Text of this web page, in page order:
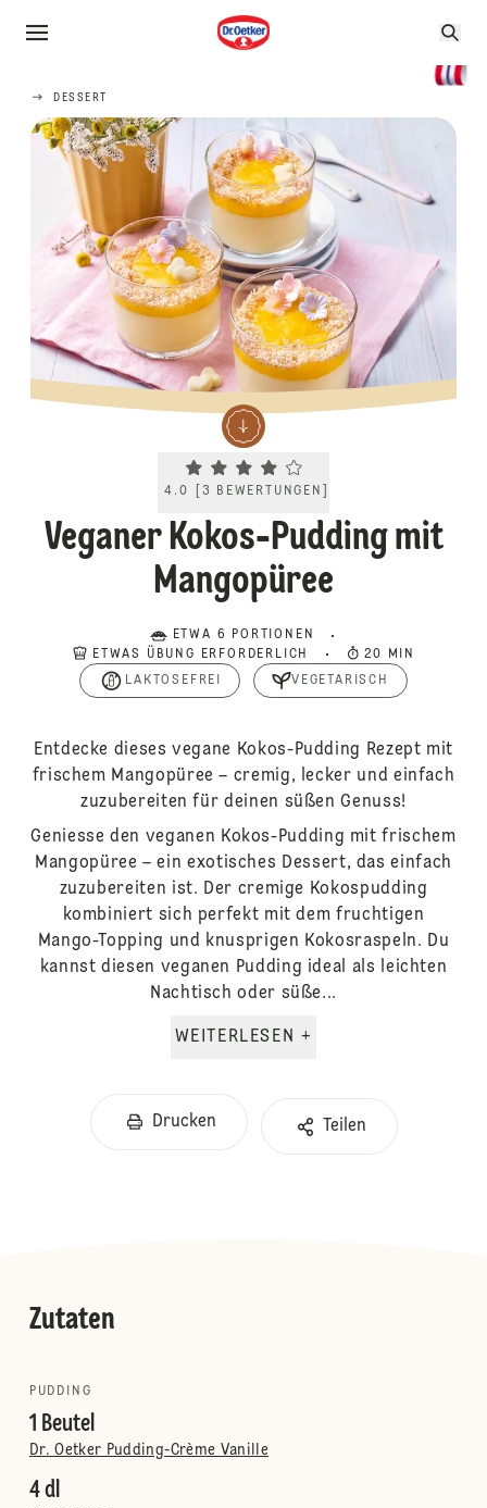
DESSERT
Current rating 4.0. Click to rate.
4.0 3 BEWERTUNGEN
Veganer Kokos-Pudding mit
Mangopüree
ETWA 6 PORTIONEN
ETWAS ÜBUNG ERFORDERLICH
20 MIN
LAKTOSEFREI
VEGETARISCH
Entdecke dieses vegane Kokos-Pudding Rezept mit
frischem Mangopüree – cremig, lecker und einfach
zuzubereiten für deinen süßen Genuss!
Geniesse den veganen Kokos-Pudding mit frischem
Mangopüree – ein exotisches Dessert, das einfach
zuzubereiten ist. Der cremige Kokospudding
kombiniert sich perfekt mit dem fruchtigen
Mango-Topping und knusprigen Kokosraspeln. Du
kannst diesen veganen Pudding ideal als leichten
Nachtisch oder süße...
WEITERLESEN +
Drucken Teilen
Zutaten
PUDDING
1 Beutel
Dr. Oetker Pudding-Crème Vanille
4 dl